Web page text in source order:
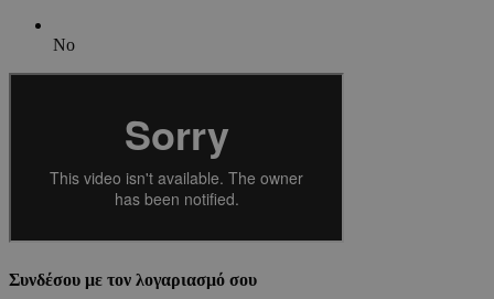
No
Συνδέσου με τον λογαριασμό σου